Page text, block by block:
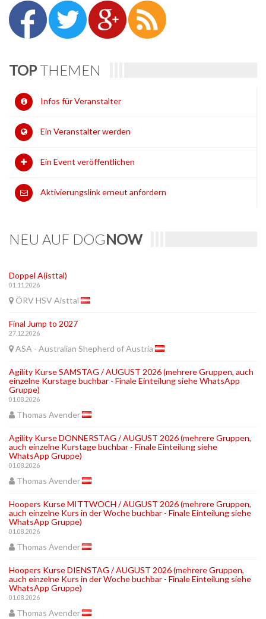
TOPTHEMEN
Infos für Veranstalter
Ein Veranstalter werden
Ein Event veröffentlichen
Aktivierungslink erneut anfordern
NEU AUF DOGNOW
Doppel A(isttal)
01.11.2026
ÖRV HSV Aisttal
Final Jump to 2027
27.12.2026
ASA - Australian Shepherd of Austria
Agility Kurse SAMSTAG / AUGUST 2026 (mehrere Gruppen, auch
einzelne Kurstage buchbar - Finale Einteilung siehe WhatsApp
Gruppe)
01.08.2026
Thomas Avender
Agility Kurse DONNERSTAG / AUGUST 2026 (mehrere Gruppen,
auch einzelne Kurstage buchbar - Finale Einteilung siehe
WhatsApp Gruppe)
01.08.2026
Thomas Avender
Hoopers Kurse MITTWOCH / AUGUST 2026 (mehrere Gruppen,
auch einzelne Kurs in der Woche buchbar - Finale Einteilung siehe
WhatsApp Gruppe)
01.08.2026
Thomas Avender
Hoopers Kurse DIENSTAG / AUGUST 2026 (mehrere Gruppen,
auch einzelne Kurs in der Woche buchbar - Finale Einteilung siehe
WhatsApp Gruppe)
01.08.2026
Thomas Avender